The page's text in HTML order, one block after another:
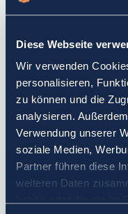
Diese Webseite
Wir verwenden
personalisieren,
zu können und die
analysieren.
Verwendung unserer
soziale Medien,
Partner führen diese
weiteren Daten